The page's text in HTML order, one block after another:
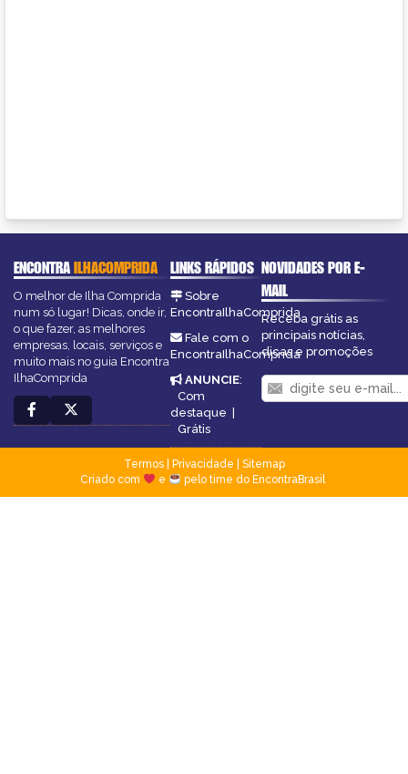
ENCONTRAILHACOMPRIDA
O melhor de Ilha Comprida
num só lugar! Dicas, onde ir,
o que fazer, as melhores
empresas, locais, serviços e
muito mais no guia Encontra
IlhaComprida
LINKS RÁPIDOS
Sobre
EncontraIlhaComprida
Fale com o
EncontraIlhaComprida
ANUNCIE:
Com
destaque
Grátis
NOVIDADES POR E-
MAIL
Receba grátis as
principais notícias,
dicas e promoções
Termos| Privacidade
Sitemap
Criado com
e pelo time do EncontraBrasil